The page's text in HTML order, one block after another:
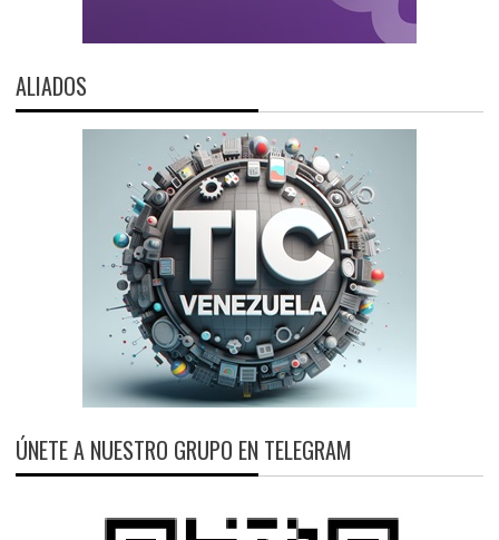
ALIADOS
ÚNETE A NUESTRO GRUPO EN TELEGRAM